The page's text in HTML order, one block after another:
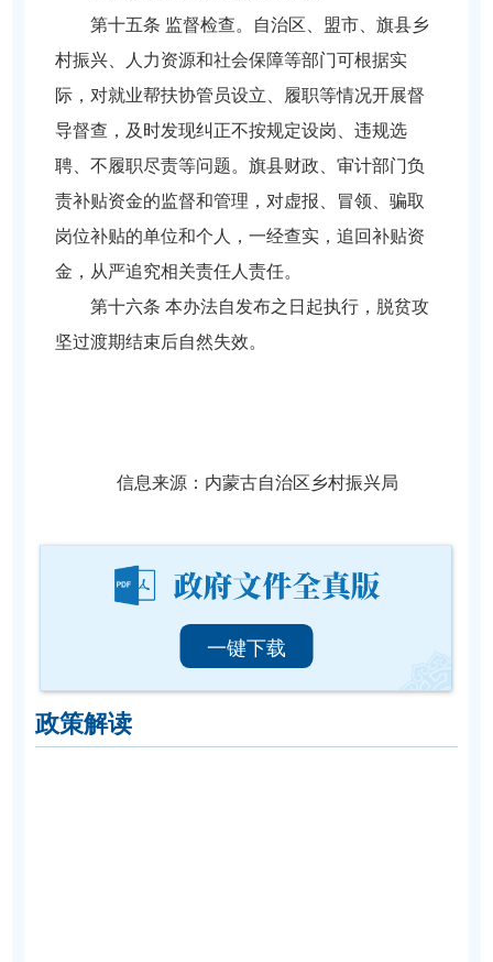
第十五条 监督检查。自治区、盟市、旗县乡
村振兴、人力资源和社会保障等部门可根据实
际，对就业帮扶协管员设立、履职等情况开展督
导督查，及时发现纠正不按规定设岗、违规选
聘、不履职尽责等问题。旗县财政、审计部门负
责补贴资金的监督和管理，对虚报、冒领、骗取
岗位补贴的单位和个人，一经查实，追回补贴资
金，从严追究相关责任人责任。
第十六条 本办法自发布之日起执行，脱贫攻
坚过渡期结束后自然失效。
信息来源： ​内蒙古自治区乡村振兴局
一键下载
政策解读